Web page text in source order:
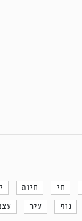
חי חיות
נוף עיר